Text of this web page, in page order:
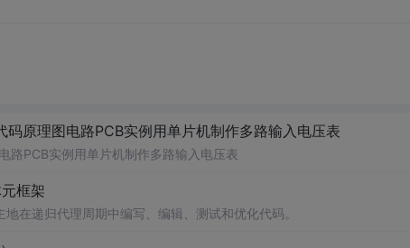
原理图电路PCB实例用单片机制作多路输入电压表
路PCB实例用单片机制作多路输入电压表
框架
在递归代理周期中编写、编辑、测试和优化代码。